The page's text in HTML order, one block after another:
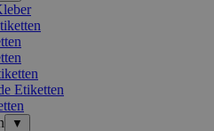
Etiketten
▼